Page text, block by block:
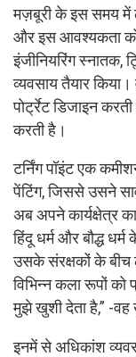
मज़बूरी के इस समय में
और इस आवश्यकता को
इंजीनियरिंग
व्यवसाय तैयार
पोर्ट्रेट डिजाइन
करती है।
टर्निंग पॉइंट एक
पेंटिंग, जिससे उसने
अब अपने कार्यक्षेत्र
हिंदू धर्म और बौद्ध
उसके संरक्षकों के बीच
विभिन्न कला रूपों को
मुझे खुशी देता है,” -वह
इनमें से अधिकांश